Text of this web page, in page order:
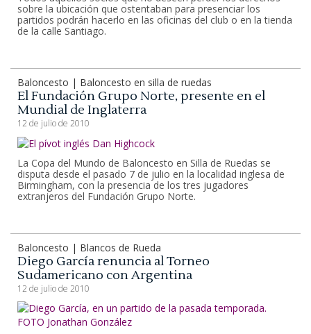
sobre la ubicación que ostentaban para presenciar los
partidos podrán hacerlo en las oficinas del club o en la tienda
de la calle Santiago.
Baloncesto | Baloncesto en silla de ruedas
El Fundación Grupo Norte, presente en el
Mundial de Inglaterra
12 de julio de 2010
La Copa del Mundo de Baloncesto en Silla de Ruedas se
disputa desde el pasado 7 de julio en la localidad inglesa de
Birmingham, con la presencia de los tres jugadores
extranjeros del Fundación Grupo Norte.
Baloncesto | Blancos de Rueda
Diego García renuncia al Torneo
Sudamericano con Argentina
12 de julio de 2010